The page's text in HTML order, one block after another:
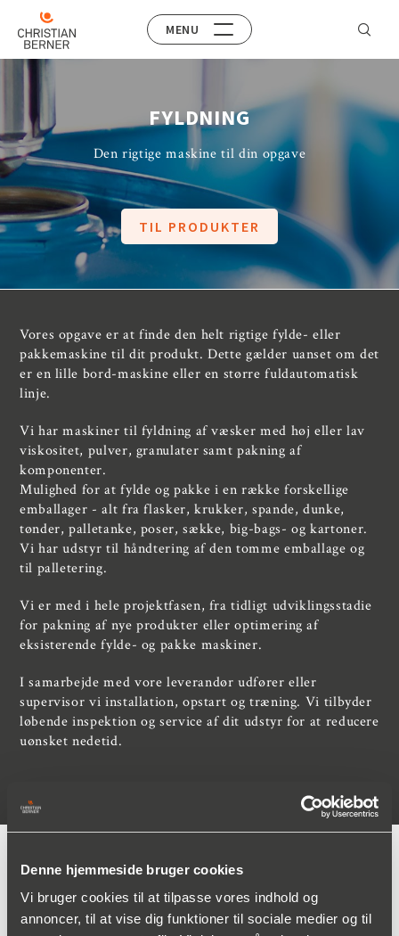
Denne hjemmeside bruger cookies
Vi bruger cookies til at tilpasse vores indhold og
annoncer, til at vise dig funktioner til sociale medier og til
MENU
FYLDNING
Den rigtige maskine til din opgave
TIL PRODUKTER
Vores opgave er at finde den helt rigtige fylde- eller
pakkemaskine til dit produkt. Dette gælder uanset om det
er en lille bord-maskine eller en større fuldautomatisk
linje.
Vi har maskiner til fyldning af væsker med høj eller lav
viskositet, pulver, granulater samt pakning af
komponenter.
Mulighed for at fylde og pakke i en række forskellige
emballager - alt fra flasker, krukker, spande, dunke,
tønder, palletanke, poser, sække, big-bags- og kartoner.
Vi har udstyr til håndtering af den tomme emballage og
til palletering.
Vi er med i hele projektfasen, fra tidligt udviklingsstadie
for pakning af nye produkter eller optimering af
eksisterende fylde- og pakke maskiner.
I samarbejde med vore leverandør udfører eller
supervisor vi installation, opstart og træning. Vi tilbyder
løbende inspektion og service af dit udstyr for at reducere
uønsket nedetid.